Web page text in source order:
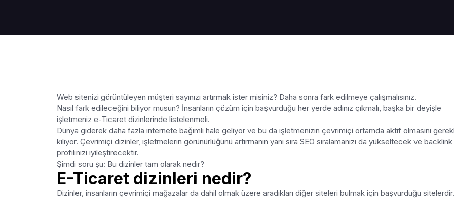
Web sitenizi görüntüleyen müşteri sayınızı artırmak ister misiniz? Daha sonra fark edilmeye çalışmalısınız.
Nasıl fark edileceğini biliyor musun? İnsanların çözüm için başvurduğu her yerde adınız çıkmalı, başka bir deyişle
işletmeniz e-Ticaret dizinlerinde listelenmeli.
Dünya giderek daha fazla internete bağımlı hale geliyor ve bu da işletmenizin çevrimiçi ortamda aktif olmasını
kılıyor. Çevrimiçi dizinler, işletmelerin görünürlüğünü artırmanın yanı sıra SEO sıralamanızı da yükseltecek ve backlink
profilinizi iyileştirecektir.
Şimdi soru şu: Bu dizinler tam olarak nedir?
E-Ticaret dizinleri nedir?
Dizinler, insanların çevrimiçi mağazalar da dahil olmak üzere aradıkları diğer siteleri bulmak için başvurduğu sitelerdir.